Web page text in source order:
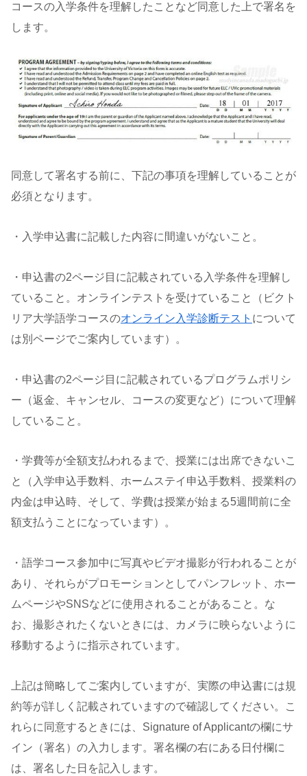
コースの入学条件を理解したことなど同意した上で署名を
します。
同意して署名する前に、下記の事項を理解していることが
必須となります。
・入学申込書に記載した内容に間違いがないこと。
・申込書の2ページ目に記載されている入学条件を理解し
ていること。オンラインテストを受けていること（ビクト
リア大学語学コースのオンライン入学診断テスト について
は別ページでご案内しています）。
・申込書の2ページ目に記載されているプログラムポリシ
ー（返金、キャンセル、コースの変更など）について理解
していること。
・学費等が全額支払われるまで、授業には出席できないこ
と（入学申込手数料、ホームステイ申込手数料、授業料の
内金は申込時、そして、学費は授業が始まる5週間前に全
額支払うことになっています）。
・語学コース参加中に写真やビデオ撮影が行われることが
あり、それらがプロモーションとしてパンフレット、ホー
ムページやSNSなどに使用されることがあること。な
お、撮影されたくないときには、カメラに映らないように
移動するように指示されています。
上記は簡略してご案内していますが、実際の申込書には規
約等が詳しく記載されていますので確認してください。こ
れらに同意するときには、Signature of Applicantの欄にサ
イン（署名）の入力します。署名欄の右にある日付欄に
は、署名した日を記入します。